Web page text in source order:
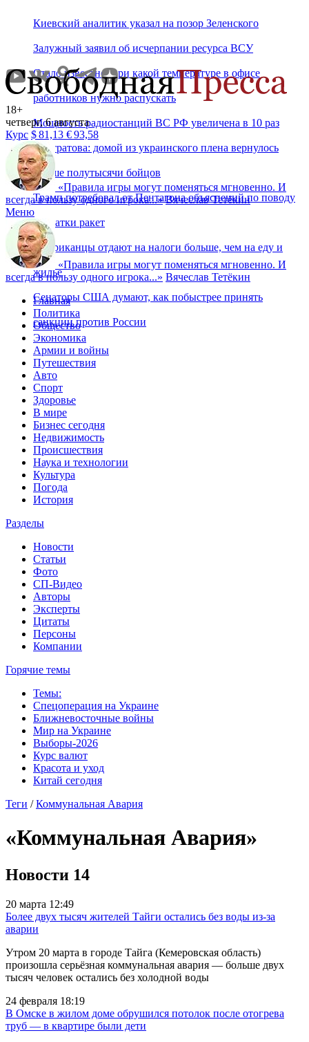
Киевский аналитик указал на позор Зеленского
Залужный заявил об исчерпании ресурса ВСУ
Стало известно, при какой температуре в офисе
работников нужно распускать
Мощность радиостанций ВС РФ увеличена в 10 раз
Лантратова: домой из украинского плена вернулось
свыше полутысячи бойцов
Трамп потребовал от Пентагона объяснений по поводу
нехватки ракет
Американцы отдают на налоги больше, чем на еду и
жилье
Сенаторы США думают, как побыстрее принять
санкции против России
18+
четверг, 6 августа
Курс $81,13 €93,58
«Правила игры могут поменяться мгновенно. И
всегда в пользу одного игрока...» Вячеслав Тетёкин
Меню
«Правила игры могут поменяться мгновенно. И
всегда в пользу одного игрока...» Вячеслав Тетёкин
Главная
Политика
Общество
Экономика
Армии и войны
Путешествия
Авто
Спорт
Здоровье
В мире
Бизнес сегодня
Недвижимость
Происшествия
Наука и технологии
Культура
Погода
История
Разделы
Новости
Статьи
Фото
СП-Видео
Авторы
Эксперты
Цитаты
Персоны
Компании
Горячие темы
Темы:
Спецоперация на Украине
Ближневосточные войны
Мир на Украине
Выборы-2026
Курс валют
Красота и уход
Китай сегодня
Теги /Коммунальная Авария
«Коммунальная Авария»
Новости 14
20 марта 12:49
Более двух тысяч жителей Тайги остались без воды из‑за
аварии
Утром 20 марта в городе Тайга (Кемеровская область)
произошла серьёзная коммунальная авария — больше двух
тысяч человек остались без холодной воды
24 февраля 18:19
В Омске в жилом доме обрушился потолок после отогрева
труб — в квартире были дети